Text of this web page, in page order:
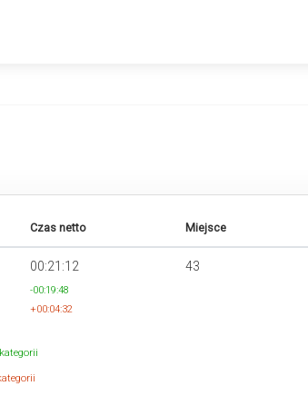
Czas netto Miejsce
00:21:12
-00:19:48
+00:04:32
43